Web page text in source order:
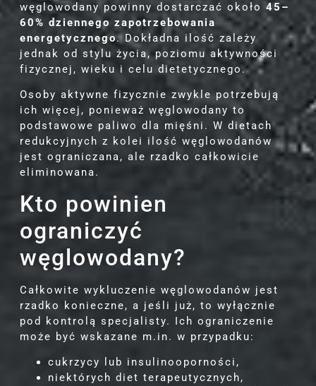
węglowodany powinny dostarczać około 45–
60% dziennego zapotrzebowania
energetycznego. Dokładna ilość zależy
jednak od stylu życia, poziomu aktywności
fizycznej, wieku i celu dietetycznego.
Osoby aktywne fizycznie zwykle potrzebują
ich więcej, ponieważ węglowodany to
podstawowe paliwo dla mięśni. W dietach
redukcyjnych z kolei ilość węglowodanów
jest ograniczana, ale rzadko całkowicie
eliminowana.
Kto powinien
ograniczyć
węglowodany?
Całkowite wykluczenie węglowodanów jest
rzadko konieczne, a jeśli już, to wyłącznie
pod kontrolą specjalisty. Ich ograniczenie
może być wskazane m.in. w przypadku:
cukrzycy lub insulinooporności,
niektórych diet terapeutycznych,